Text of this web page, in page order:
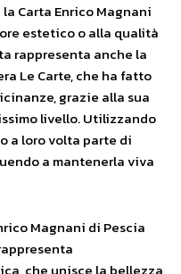
Carta Enrico Magnani
estetico o alla qualità
rappresenta anche la
Le Carte, che ha fatto
grazie alla sua
livello. Utilizzando
a loro volta parte di
a mantenerla viva
Magnani di Pescia